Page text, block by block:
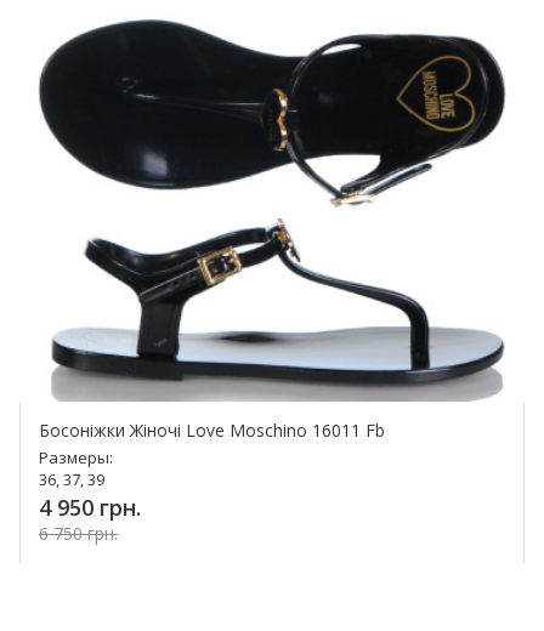
Босоніжки Жіночі Love Moschino 16011 Fb
Размеры:
36, 37, 39
4 950 грн.
6 750 грн.